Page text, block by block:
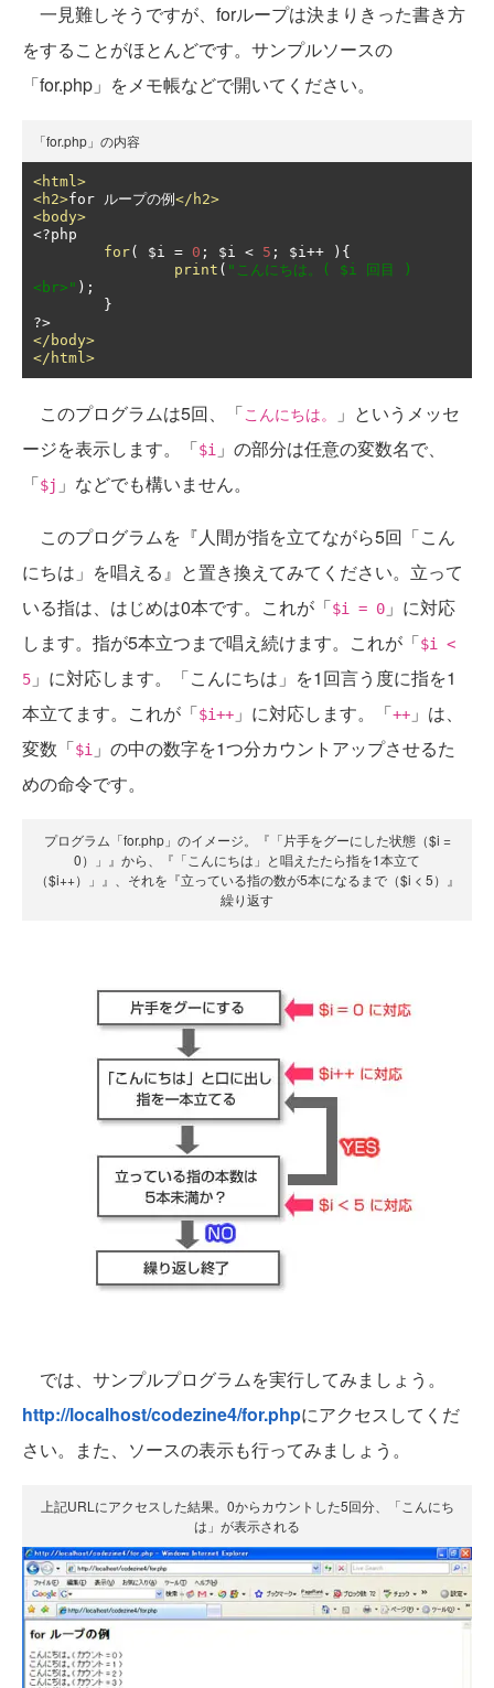
一見難しそうですが、forループは決まりきった書き方
をすることがほとんどです。サンプルソースの
「for.php」をメモ帳などで開いてください。
「for.php」の内容
<html>
<h2>for ループの例 </h2>
<body>
<?php
for( $i = 0 ; $i < 5 ; $i++
){
print ( "こんにちは。( $i 回目 )
<br>" );
}
?>
</body>
</html>
このプログラムは5回、「こんにちは。
」というメッセ
ージを表示します。「$i 」の部分は任意の変数名で、
「$j 」などでも構いません。
このプログラムを『人間が指を立てながら5回「こん
にちは」を唱える』と置き換えてみてください。立って
いる指は、はじめは0本です。これが「$i = 0 」に対応
します。指が5本立つまで唱え続けます。これが「$i <
5 」に対応します。「こんにちは」を1回言う度に指を1
本立てます。これが「$i++ 」に対応します。「++ 」は、
変数「$i 」の中の数字を1つ分カウントアップさせるた
めの命令です。
プログラム「for.php」のイメージ。『「片手をグーにした状態（$i =
0）」』から、『「こんにちは」と唱えたたら指を1本立て
（$i++）」』、それを『立っている指の数が5本になるまで（$i < 5）』
繰り返す
では、サンプルプログラムを実行してみましょう。
http://localhost/codezine4/for.phpにアクセスしてくだ
さい。また、ソースの表示も行ってみましょう。
上記URLにアクセスした結果。0からカウントした5回分、「こんにち
は」が表示される